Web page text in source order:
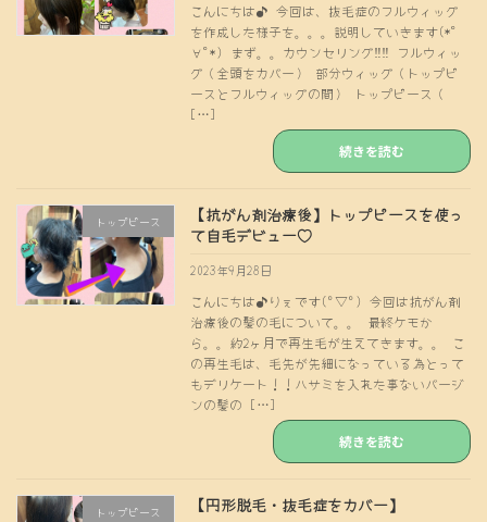
こんにちは♪ 今回は、抜毛症のフルウィッグ
を作成した様子を。。。説明していきます(*ﾟ
∀ﾟ*) まず。。カウンセリング‼︎‼︎ フルウィッ
グ（全頭をカバー） 部分ウィッグ（トップピ
ースとフルウィッグの間） トップピース（
[…]
続きを読む
トップピース
【抗がん剤治療後】トップピースを使っ
て自毛デビュー♡
2023年9月28日
こんにちは♪りぇです(°▽°) 今回は抗がん剤
治療後の髪の毛について。。 最終ケモか
ら。。約2ヶ月で再生毛が生えてきます。。 こ
の再生毛は、毛先が先細になっている為とって
もデリケート！！ハサミを入れた事ないバージ
ンの髪の […]
続きを読む
トップピース 【円形脱毛・抜毛症をカバー】